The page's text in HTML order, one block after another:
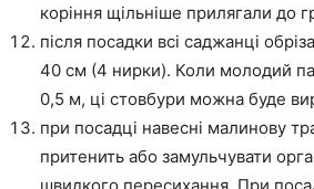
коріння щільніше прилягали до
після посадки всі саджанці
40 см (4 нирки). Коли молодий
0,5 м, ці стовбури можна буде
при посадці навесні малинову
притенить або замульчувати
швидкого пересихання. При